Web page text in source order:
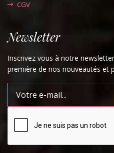
CGV
Newsletter
Inscrivez vous à notre
première de nos nouveautés et